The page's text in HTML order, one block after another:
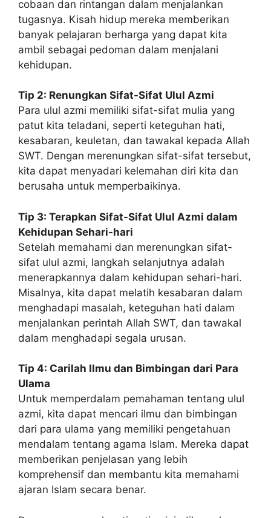
cobaan dan rintangan dalam menjalankan
tugasnya. Kisah hidup mereka memberikan
banyak pelajaran berharga yang dapat kita
ambil sebagai pedoman dalam menjalani
kehidupan.
Tip 2: Renungkan Sifat-Sifat Ulul Azmi
Para ulul azmi memiliki sifat-sifat mulia yang
patut kita teladani, seperti keteguhan hati,
kesabaran, keuletan, dan tawakal kepada Allah
SWT. Dengan merenungkan sifat-sifat tersebut,
kita dapat menyadari kelemahan diri kita dan
berusaha untuk memperbaikinya.
Tip 3: Terapkan Sifat-Sifat Ulul Azmi dalam
Kehidupan Sehari-hari
Setelah memahami dan merenungkan sifat-
sifat ulul azmi, langkah selanjutnya adalah
menerapkannya dalam kehidupan sehari-hari.
Misalnya, kita dapat melatih kesabaran dalam
menghadapi masalah, keteguhan hati dalam
menjalankan perintah Allah SWT, dan tawakal
dalam menghadapi segala urusan.
Tip 4: Carilah Ilmu dan Bimbingan dari Para
Ulama
Untuk memperdalam pemahaman tentang ulul
azmi, kita dapat mencari ilmu dan bimbingan
dari para ulama yang memiliki pengetahuan
mendalam tentang agama Islam. Mereka dapat
memberikan penjelasan yang lebih
komprehensif dan membantu kita memahami
ajaran Islam secara benar.